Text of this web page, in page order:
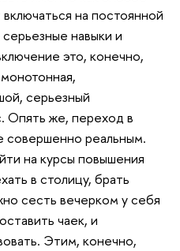
на постоянной
навыки и
это, конечно,
серьезный
Опять же, переход в
совершенно реальным.
на курсы повышения
в столицу, брать
сесть вечерком у себя
чаек, и
Этим, конечно,